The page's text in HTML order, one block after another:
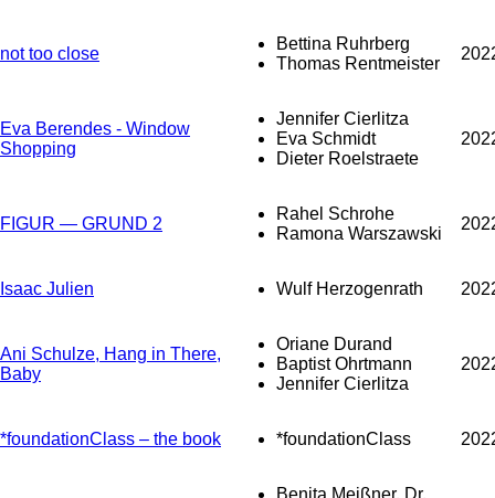
not too close
Bettina Ruhrberg
Thomas Rentmeister
Eva Berendes - Window
Shopping
Jennifer Cierlitza
Eva Schmidt
Dieter Roelstraete
FIGUR — GRUND 2
Rahel Schrohe
Ramona Warszawski
Isaac Julien Wulf Herzogenrath
Ani Schulze, Hang in There,
Baby
Oriane Durand
Baptist Ohrtmann
Jennifer Cierlitza
*foundationClass – the book *foundationClass